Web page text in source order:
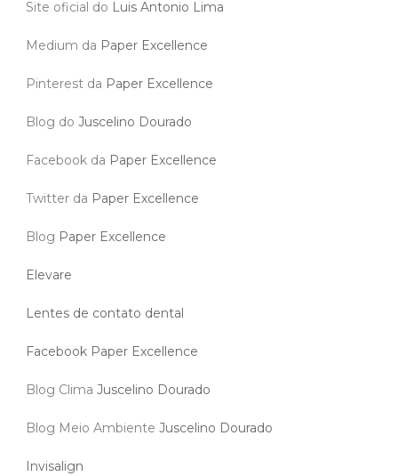
Site oficial do Luis Antonio Lima
Medium da Paper Excellence
Pinterest da Paper Excellence
Blog do Juscelino Dourado
Facebook da Paper Excellence
Twitter da Paper Excellence
Blog Paper Excellence
Elevare
Lentes de contato dental
Facebook Paper Excellence
Blog Clima Juscelino Dourado
Blog Meio Ambiente Juscelino Dourado
Invisalign